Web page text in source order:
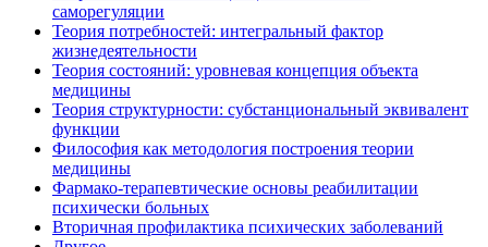
саморегуляции
Теория потребностей: интегральный фактор
жизнедеятельности
Теория состояний: уровневая концепция объекта
медицины
Теория структурности: субстанциональный эквивалент
функции
Философия как методология построения теории
медицины
Фармако-терапевтические основы реабилитации
психически больных
Вторичная профилактика психических заболеваний